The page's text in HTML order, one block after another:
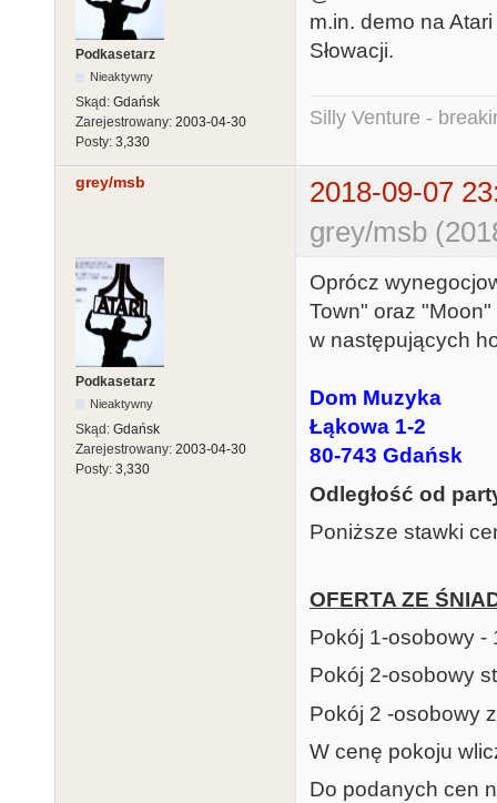
Podkasetarz
Nieaktywny
Skąd: Gdańsk
Zarejestrowany: 2003-04-30
Posty: 3,330
m.in. demo na
Słowacji.
Silly Venture -
grey/msb
2018-09-07
grey/msb
Podkasetarz
Nieaktywny
Skąd: Gdańsk
Zarejestrowany: 2003-04-30
Posty: 3,330
Oprócz
Town" oraz
w następujących
Dom Muzyka
Łąkowa 1-2
80-743 Gdańsk
Odległość od
Poniższe stawki
OFERTA ZE
Pokój 1-osobowy -
Pokój 2-osobowy
Pokój 2 -osobowy
W cenę pokoju
Do podanych cen